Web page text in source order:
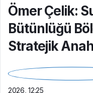
Ömer Çelik:
Bütünlüğü
Stratejik
2026, 12:25